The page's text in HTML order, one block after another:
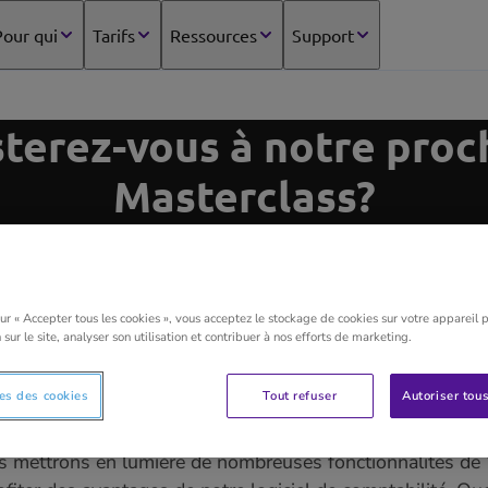
qui Tarifs Ressources Support
vous à notre
Masterclass?
impatients de vous voir le 14 décembre pour
par notreMasterclass ? Tout à fait!
nous
ensemble dans notre logiciel.
mettrons en lumière de nombreuses fonctionnalités de
« Accepter tous les cookies », vous acceptez le stockage de cookies sur votre appareil
le site, analyser son utilisation et contribuer à nos efforts de marketing.
Tout refuser Autoriser
des cookies